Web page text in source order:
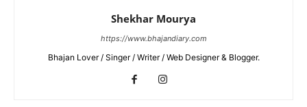
Shekhar Mourya
https://www.bhajandiary.com
Bhajan Lover / Singer / Writer / Web Designer & Blogger.